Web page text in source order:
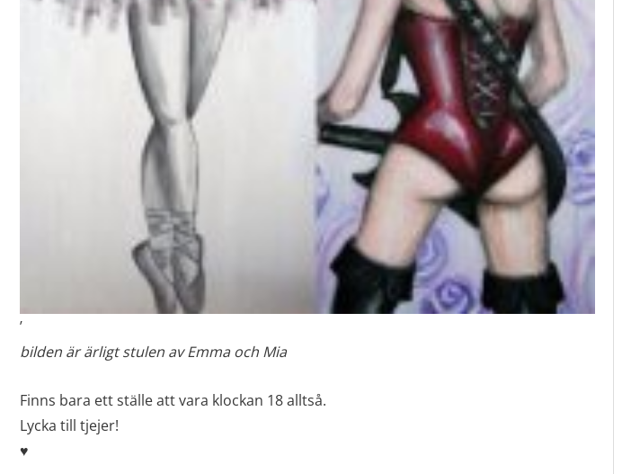
’
bilden är ärligt stulen av Emma och Mia
Finns bara ett ställe att vara klockan 18 alltså.
Lycka till tjejer!
♥